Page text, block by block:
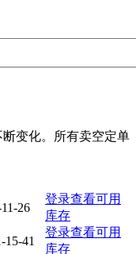
变化。所有卖空定单
26
登录查看可用
库存
15-41
登录查看可用
库存